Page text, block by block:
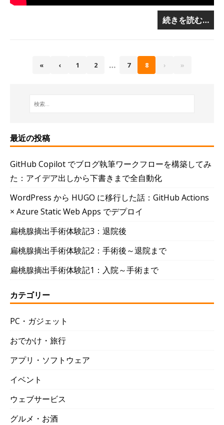
続きを読む…
« ‹ 1 2 … 7 8 › »
最近の投稿
GitHub Copilot でブログ執筆ワークフローを構築してみ
た：アイデア出しから下書きまで全自動化
WordPress から HUGO に移行した話：GitHub Actions
× Azure Static Web Apps でデプロイ
扁桃腺摘出手術体験記3：退院後
扁桃腺摘出手術体験記2：手術後～退院まで
扁桃腺摘出手術体験記1：入院～手術まで
カテゴリー
PC・ガジェット
おでかけ・旅行
アプリ・ソフトウェア
イベント
ウェブサービス
グルメ・お酒